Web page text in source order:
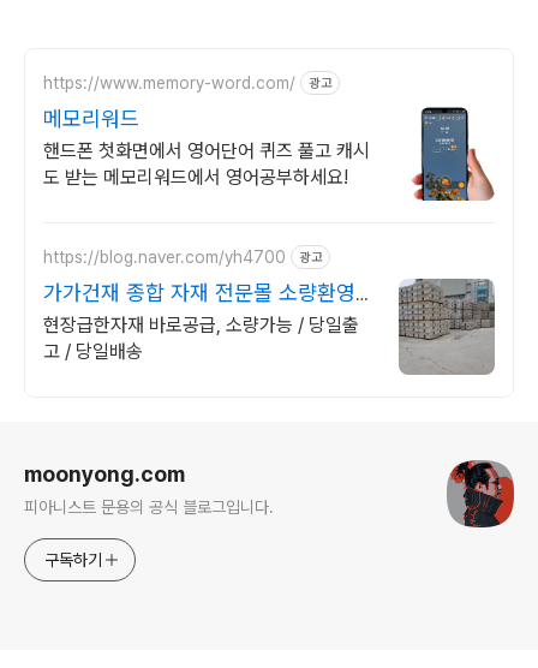
https://www.memory-word.com/ 광고
메모리워드
핸드폰 첫화면에서 영어단어 퀴즈 풀고 캐시
도 받는 메모리워드에서 영어공부하세요!
https://blog.naver.com/yh4700 광고
가가건재 종합 자재 전문몰 소량환영
당일출고 급건문의!
현장급한자재 바로공급, 소량가능 / 당일출
고 / 당일배송
moonyong.com
피아니스트 문용의 공식 블로그입니다.
구독하기